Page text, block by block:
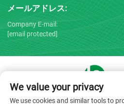
メールアドレス:
Company E-mail:
[email protected]
Copyright © 2025 by Shanghai
We value your privacy
We use cookies and similar tools to